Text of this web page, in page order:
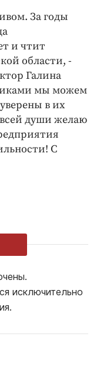
За годы
и чтит
области, -
Галина
мы можем
в их
души желаю
С
исключительно